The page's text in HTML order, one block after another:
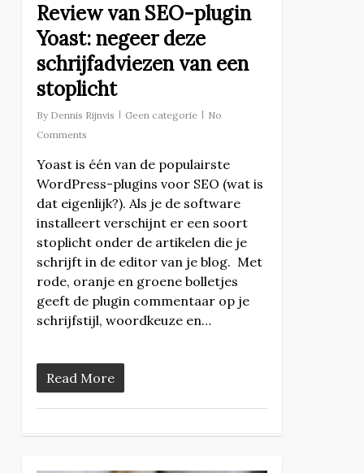
Review van SEO-plugin
Yoast: negeer deze
schrijfadviezen van een
stoplicht
By Dennis Rijnvis Geen categorie
No
Comments
Yoast is één van de populairste
WordPress-plugins voor SEO (wat is
dat eigenlijk?). Als je de software
installeert verschijnt er een soort
stoplicht onder de artikelen die je
schrijft in de editor van je blog. Met
rode, oranje en groene bolletjes
geeft de plugin commentaar op je
schrijfstijl, woordkeuze en…
Read More